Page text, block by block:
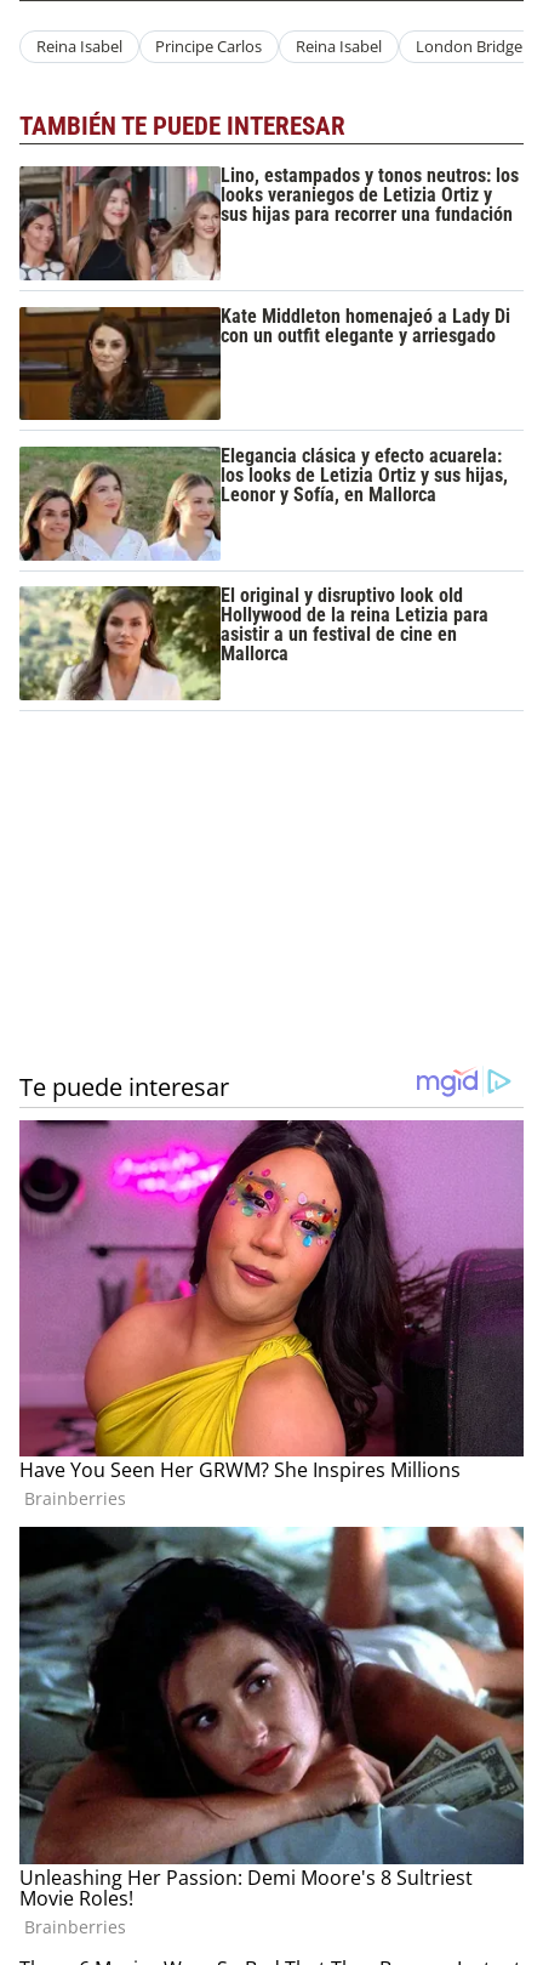
Reina Isabel Principe Carlos Reina Isabel London Bridge
TAMBIÉN TE PUEDE INTERESAR
Lino, estampados y tonos neutros: los
looks veraniegos de Letizia Ortiz y
sus hijas para recorrer una fundación
Kate Middleton homenajeó a Lady Di
con un outfit elegante y arriesgado
Elegancia clásica y efecto acuarela:
los looks de Letizia Ortiz y sus hijas,
Leonor y Sofía, en Mallorca
El original y disruptivo look old
Hollywood de la reina Letizia para
asistir a un festival de cine en
Mallorca